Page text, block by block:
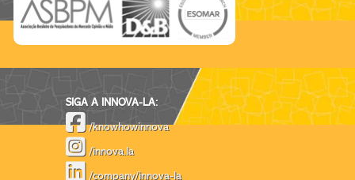
SIGA A INNOVA-LA:
/knowhowinnova
/innova.la
/company/innova-la